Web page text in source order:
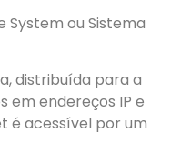
System ou Sistema
distribuída para a
em endereços IP e
é acessível por um